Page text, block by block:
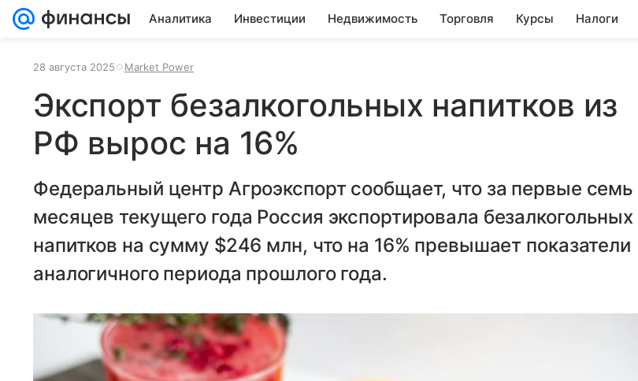
Аналитика Инвестиции Недвижимость Торговля Курсы Налоги
28 августа 2025 Market Power
Экспорт безалкогольных напитков из
РФ вырос на 16%
Федеральный центр Агроэкспорт сообщает, что за первые семь
месяцев текущего года Россия экспортировала безалкогольных
напитков на сумму $246 млн, что на 16% превышает показатели
аналогичного периода прошлого года.